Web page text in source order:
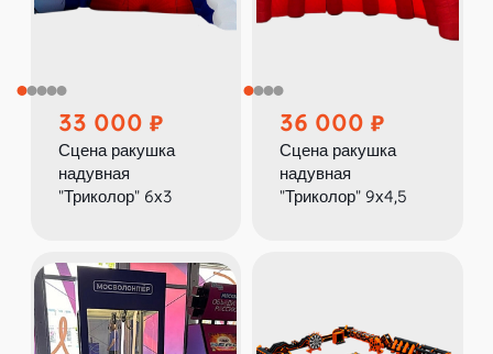
33 000
Сцена ракушка
надувная
"Триколор" 6х3
36 000
Сцена ракушка
надувная
"Триколор" 9х4,5